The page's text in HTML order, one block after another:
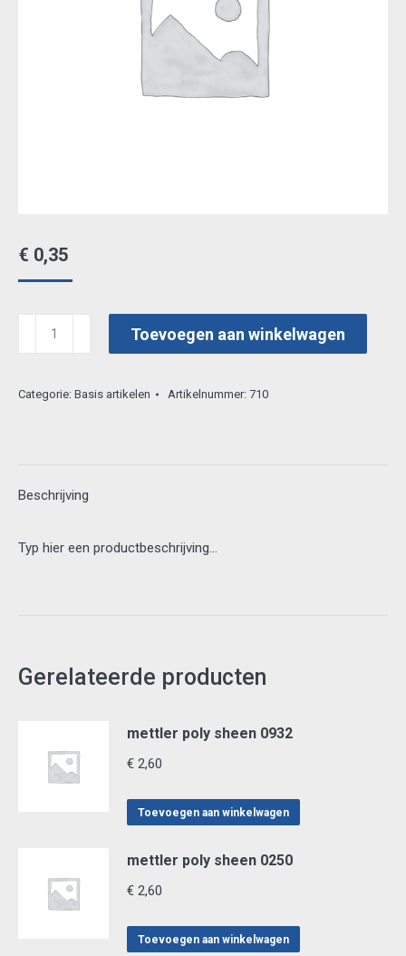
€ 0,35
A4
aantal
Toevoegen aan winkelwagen
Categorie: Basis artikelen Artikelnummer: 710
Beschrijving
Typ hier een productbeschrijving…
Gerelateerde producten
mettler poly sheen 0932
€ 2,60
Toevoegen aan winkelwagen
mettler poly sheen 0250
€ 2,60
Toevoegen aan winkelwagen